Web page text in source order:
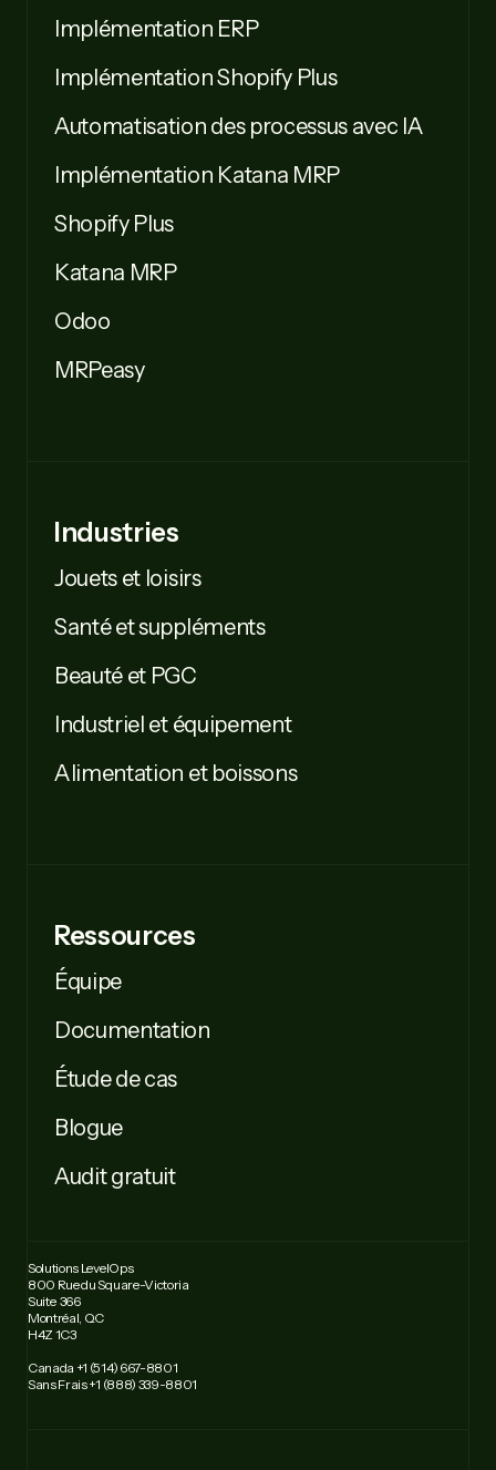
Implémentation ERP
Implémentation Shopify Plus
Automatisation des processus avec IA
Implémentation Katana MRP
Shopify Plus
Katana MRP
Odoo
MRPeasy
Industries
Jouets et loisirs
Santé et suppléments
Beauté et PGC
Industriel et équipement
Alimentation et boissons
Ressources
Équipe
Documentation
Étude de cas
Blogue
Audit gratuit
Solutions LevelOps
800 Rue du Square-Victoria
Suite 366
Montréal, QC
H4Z 1C3
Canada +1 (514) 667-8801
Sans Frais +1 (888) 339-8801